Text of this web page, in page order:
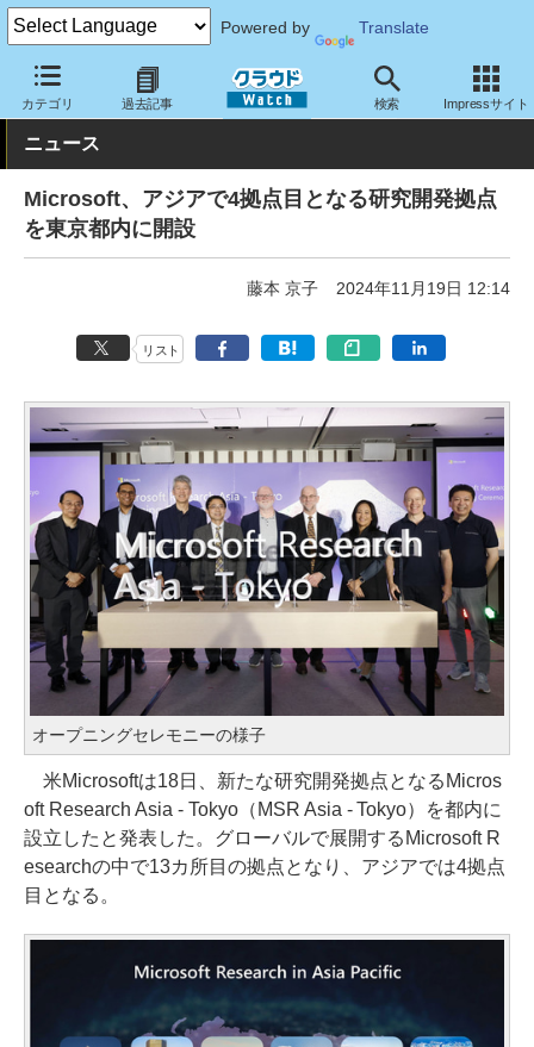
Powered by Translate
カテゴリ 過去記事 検索 Impressサイト
クラウド Watch トピック 研究開発 その他
ニュース
Microsoft、アジアで4拠点目となる研究開発拠点
を東京都内に開設
藤本 京子 2024年11月19日 12:14
リスト
オープニングセレモニーの様子
米Microsoftは18日、新たな研究開発拠点となるMicros
oft Research Asia - Tokyo（MSR Asia - Tokyo）を都内に
設立したと発表した。グローバルで展開するMicrosoft R
esearchの中で13カ所目の拠点となり、アジアでは4拠点
目となる。